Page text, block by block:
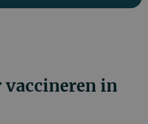
vaccineren in